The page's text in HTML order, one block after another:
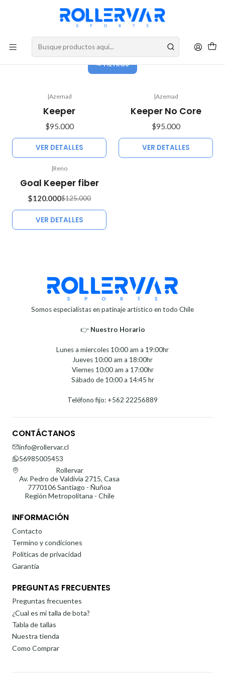
DESPACHOS A TODO CHILE
Stick
FILTROS
|Azemad
Keeper
$95.000
VER DETALLES
|Azemad
Keeper No Core
$95.000
VER DETALLES
OFF
No disponible
|Reno
Goal Keeper fiber
$120.000$125.000
VER DETALLES
Somos especialistas en patinaje artístico en todo Chile
👉 Nuestro Horario⁣⁣
Lunes a miercoles 10:00 am a 19:00hr
Jueves 10:00 am a 18:00hr
Viernes 10:00 am a 17:00hr
Sábado de 10:00 a 14:45 hr
Teléfono fijo: +562 22256889
CONTÁCTANOS
info@rollervar.cl
56985005453
Rollervar
Av. Pedro de Valdivia 2715, Casa
7770106 Santiago - Ñuñoa
Región Metropolitana - Chile
INFORMACIÓN
Contacto
Termino y condiciones
Politicas de privacidad
Garantía
PREGUNTAS FRECUENTES
Preguntas frecuentes
¿Cual es mi talla de bota?
Tabla de tallas
Nuestra tienda
Como Comprar